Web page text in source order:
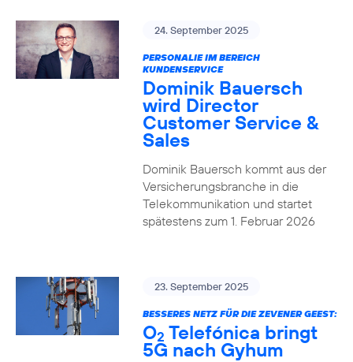
24. September 2025
PERSONALIE IM BEREICH
KUNDENSERVICE
Dominik Bauersch
wird Director
Customer Service &
Sales
Dominik Bauersch kommt aus der
Versicherungsbranche in die
Telekommunikation und startet
spätestens zum 1. Februar 2026
23. September 2025
BESSERES NETZ FÜR DIE ZEVENER GEEST:
O2 Telefónica bringt
5G nach Gyhum